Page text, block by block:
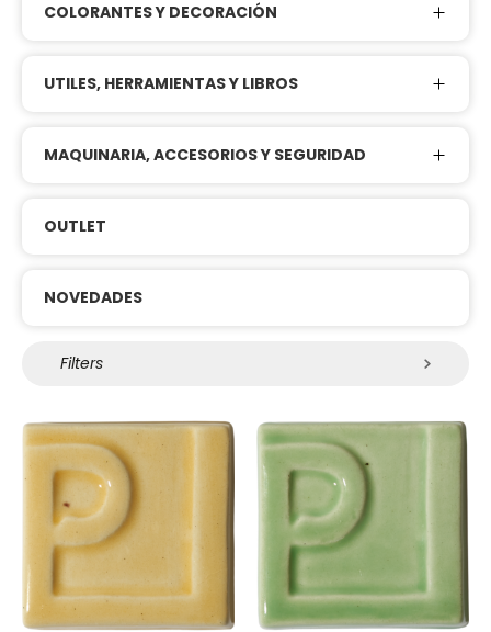
COLORANTES Y DECORACIÓN
UTILES, HERRAMIENTAS Y LIBROS
MAQUINARIA, ACCESORIOS Y SEGURIDAD
OUTLET
NOVEDADES
Filters